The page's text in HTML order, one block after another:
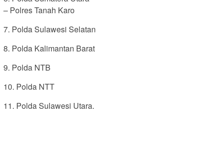
– Polres Tanah Karo
7. Polda Sulawesi Selatan
8. Polda Kalimantan Barat
9. Polda NTB
10. Polda NTT
11. Polda Sulawesi Utara.